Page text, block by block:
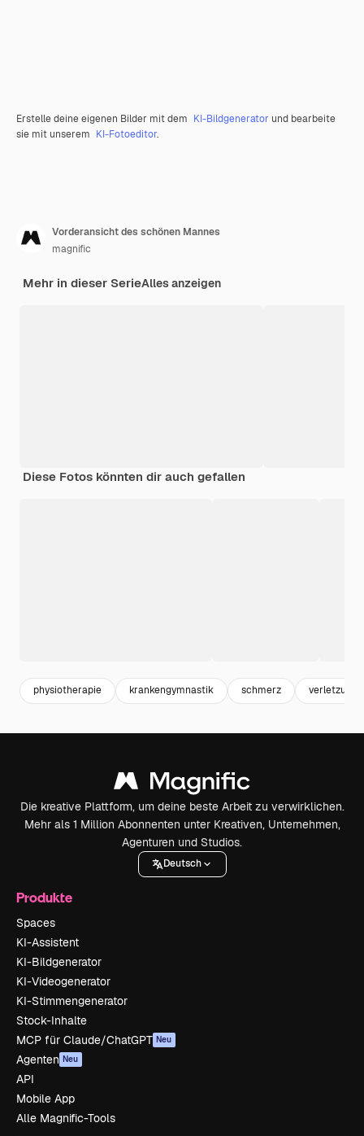
Erstelle deine eigenen Bilder mit dem KI-Bildgenerator und bearbeite
sie mit unserem KI-Fotoeditor.
Vorderansicht des schönen Mannes
magnific
Mehr in dieser SerieAlles anzeigen
Diese Fotos könnten dir auch gefallen
physiotherapie krankengymnastik schmerz verletzung
Die kreative Plattform, um deine beste Arbeit zu verwirklichen.
Mehr als 1 Million Abonnenten unter Kreativen, Unternehmen,
Agenturen und Studios.
Deutsch
Produkte
Spaces
KI-Assistent
KI-Bildgenerator
KI-Videogenerator
KI-Stimmengenerator
Stock-Inhalte
MCP für Claude/ChatGPT Neu
Agenten Neu
API
Mobile App
Alle Magnific-Tools